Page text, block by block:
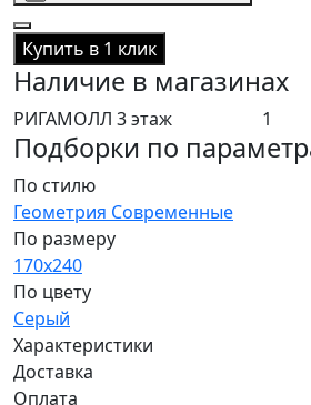
Купить в 1 клик
Наличие в магазинах
РИГАМОЛЛ 3 этаж 1
Подборки по
По стилю
Геометрия Современные
По размеру
170x240
По цвету
Серый
Характеристики
Доставка
Оплата